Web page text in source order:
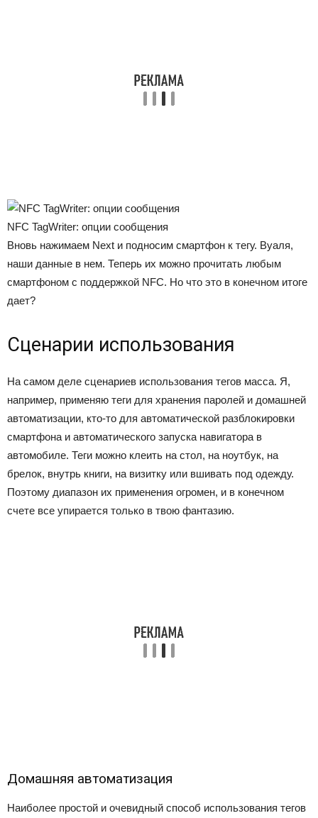
NFC TagWriter: опции сообщения
Вновь нажимаем Next и подносим смартфон к тегу. Вуаля,
наши данные в нем. Теперь их можно прочитать любым
смартфоном с поддержкой NFC. Но что это в конечном итоге
дает?
Сценарии использования
На самом деле сценариев использования тегов масса. Я,
например, применяю теги для хранения паролей и домашней
автоматизации, кто-то для автоматической разблокировки
смартфона и автоматического запуска навигатора в
автомобиле. Теги можно клеить на стол, на ноутбук, на
брелок, внутрь книги, на визитку или вшивать под одежду.
Поэтому диапазон их применения огромен, и в конечном
счете все упирается только в твою фантазию.
Домашняя автоматизация
Наиболее простой и очевидный способ использования тегов